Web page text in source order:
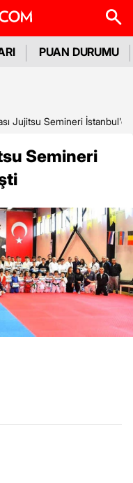
PUAN DURUMU
Jujitsu Semineri
Semineri